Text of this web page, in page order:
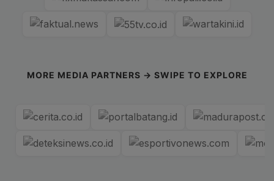
MORE MEDIA PARTNERS → SWIPE TO EXPLORE